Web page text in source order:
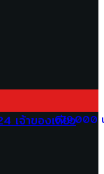
679,000
เจ้าของเดียว